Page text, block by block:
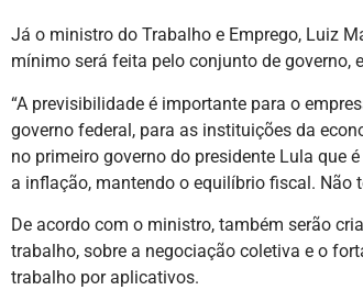
Já o ministro do Trabalho e Emprego, Luiz
mínimo será feita pelo conjunto de governo,
“A previsibilidade é importante para o
governo federal, para as instituições da
no primeiro governo do presidente Lula que
a inflação, mantendo o equilíbrio fiscal. Não
De acordo com o ministro, também serão
trabalho, sobre a negociação coletiva e o
trabalho por aplicativos.